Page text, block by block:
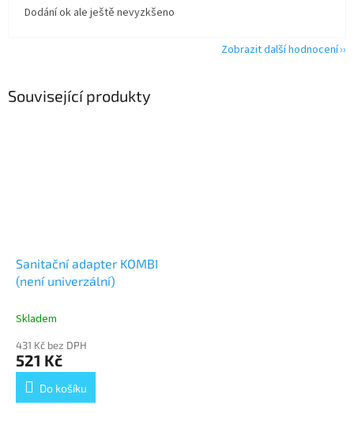
Související produkty
Sanitační adapter KOMBI
(není univerzální)
Skladem
431 Kč bez DPH
521 Kč
Do košíku
Dodání ok ale ještě nevyzkšeno
Zobrazit další hodnocení